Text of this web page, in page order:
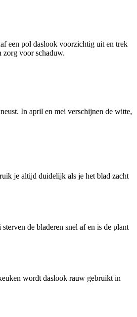
een pol daslook voorzichtig uit en trek
zorg voor schaduw.
In april en mei verschijnen de witte,
je altijd duidelijk als je het blad zacht
de bladeren snel af en is de plant
wordt daslook rauw gebruikt in